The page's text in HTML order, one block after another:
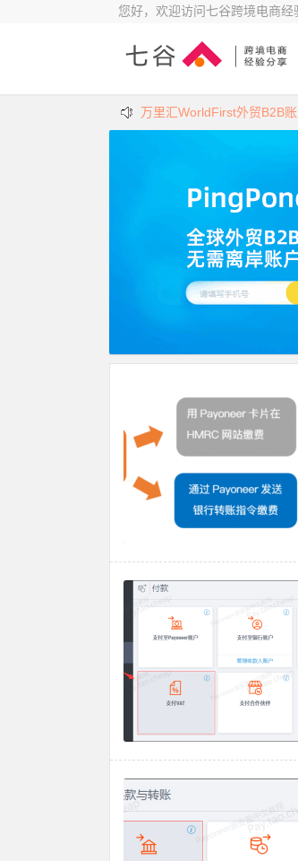
您好，欢迎访问七谷跨境电商
万里汇WorldFirst外贸B2B
PayPal通过派安盈